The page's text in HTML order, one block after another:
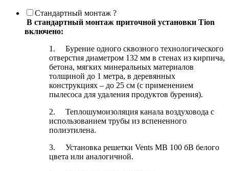
Стандартный монтаж ?
В стандартный монтаж приточной установки Tion
включено:
1. Бурение одного сквозного технологического
отверстия диаметром 132 мм в стенах из кирпича,
бетона, мягких минеральных материалов
толщиной до 1 метра, в деревянных
конструкциях – до 25 см (с применением
пылесоса для удаления продуктов бурения).
2. Теплошумоизоляция канала воздуховода с
использованием трубы из вспененного
полиэтилена.
3. Установка решетки Vents МВ 100 бВ белого
цвета или аналогичной.